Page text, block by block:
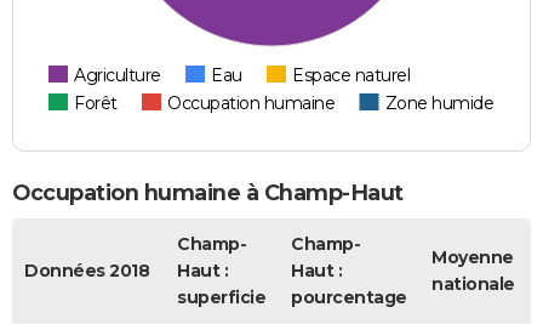
Agriculture Eau
Espace naturel
Forêt
Occupation humaine Zone humide
Occupation humaine à Champ-Haut
Données 2018
Champ-
Haut :
superficie
Champ-
Haut :
pourcentage
Moyenne
nationale